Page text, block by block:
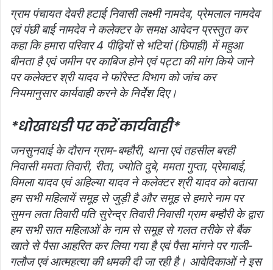
ग्राम पंचायत देवरी हटाई निवासी लक्ष्मी नामदेव, प्रेमलाल नामदेव
एवं पंछी बाई नामदेव ने कलेक्टर के समक्ष आवेदन प्रस्तुत कर
कहा कि हमारा परिवार 4 पीढ़ियों से भटियां (छिपाही) में महुआ
बीनता है एवं जमीन पर काबिज होने एवं पट्टा की मांग किये जाने
पर कलेक्टर श्री यादव ने फॉरेस्ट विभाग को जांच कर
नियमानुसार कार्यवाही करने के निर्देश दिए।
*धोखाधडी पर करें कार्यवाही*
जनसुनवाई के दौरान ग्राम-बम्हौरी, थाना एवं तहसील बरही
निवासी ममता तिवारी, रीता, ज्योति दुबे, ममता गुप्ता, प्रेमाबाई,
विमला यादव एवं अहिल्या यादव ने कलेक्टर श्री यादव को बताया
हम सभी महिलायें समूह से जुड़ी है और समूह से हमारे नाम पर
सुमन लता तिवारी पति सुरेन्द्र तिवारी निवासी ग्राम बम्हौरी के द्वारा
हम सभी सात महिलाओं के नाम से समूह से गलत तरीके से बैंक
खाते से पैसा आहरित कर लिया गया है एवं पैसा मांगने पर गाली-
गलौज एवं आत्महत्या की धमकी दी जा रही है। आवेदिकाओं ने इस